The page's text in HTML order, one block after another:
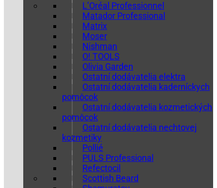
L’Oréal Professionnel
Matador Professional
Matrix
Moser
Nishman
O! TOOLS
Olivia Garden
Ostatní dodávatelia elektra
Ostatní dodávatelia kaderníckych
pomôcok
Ostatní dodávatelia kozmetických
pomôcok
Ostatní dodávatelia nechtovej
kozmetiky
Pollié
PULS Professional
Refectocil
Scottish Beard